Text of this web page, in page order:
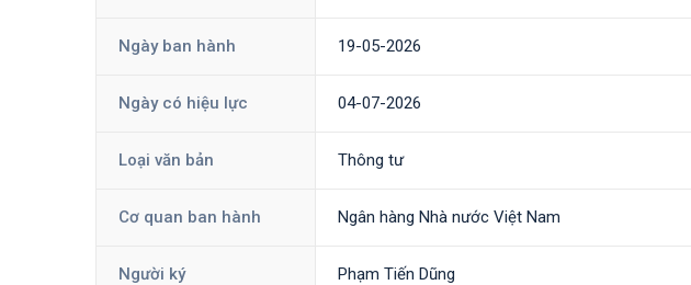
Ngày ban hành 19-05-2026
Ngày có hiệu lực 04-07-2026
Loại văn bản Thông tư
Cơ quan ban hành Ngân hàng Nhà nước Việt Nam
Người ký Phạm Tiến Dũng